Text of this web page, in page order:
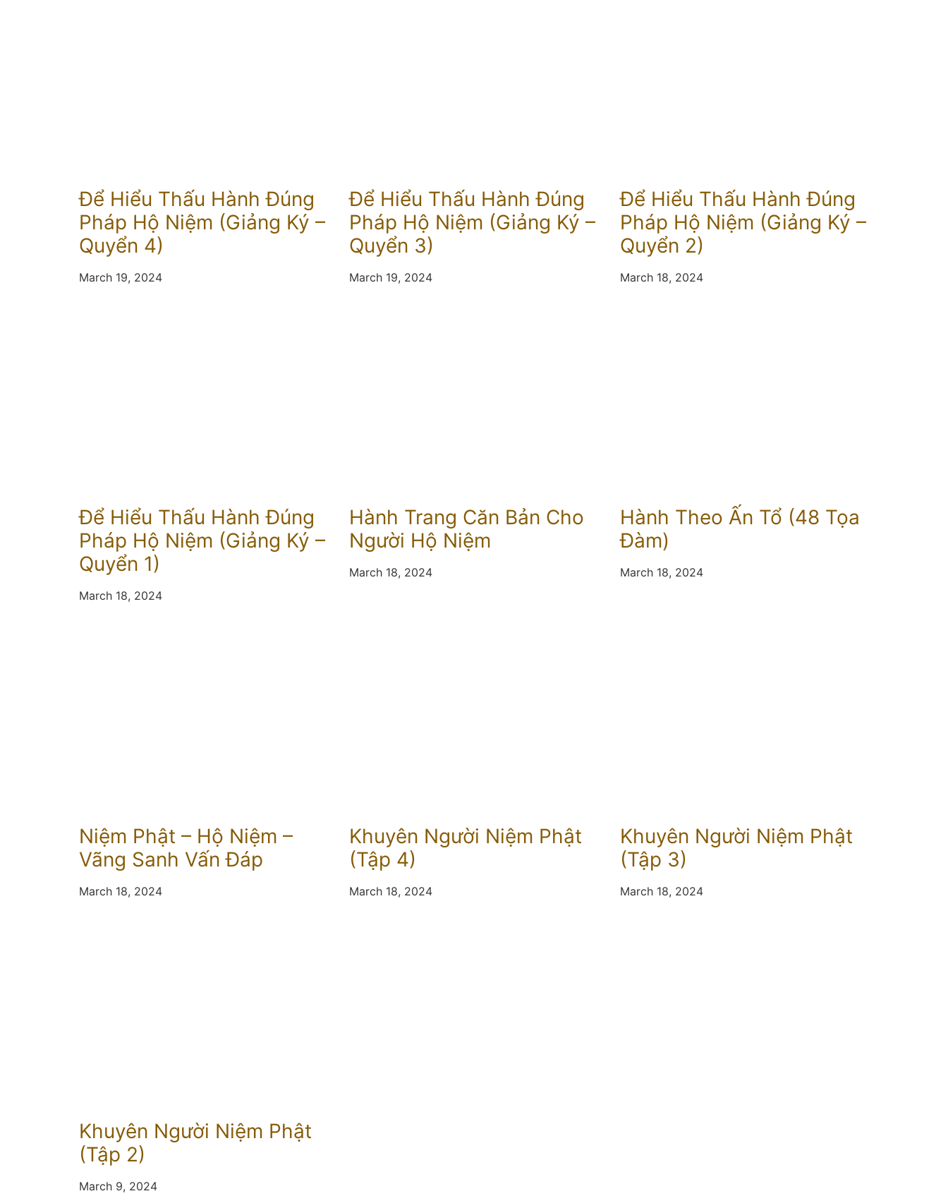
Để Hiểu Thấu Hành Đúng
Pháp Hộ Niệm (Giảng Ký –
Quyển 4)
March 19, 2024
Để Hiểu Thấu Hành Đúng
Pháp Hộ Niệm (Giảng Ký –
Quyển 3)
March 19, 2024
Để Hiểu Thấu Hành Đúng
Pháp Hộ Niệm (Giảng Ký –
Quyển 2)
March 18, 2024
Để Hiểu Thấu Hành Đúng
Pháp Hộ Niệm (Giảng Ký –
Quyển 1)
March 18, 2024
Hành Trang Căn Bản Cho
Người Hộ Niệm
March 18, 2024
Hành Theo Ấn Tổ (48 Tọa
Đàm)
March 18, 2024
Niệm Phật – Hộ Niệm –
Vãng Sanh Vấn Đáp
March 18, 2024
Khuyên Người Niệm Phật
(Tập 4)
March 18, 2024
Khuyên Người Niệm Phật
(Tập 3)
March 18, 2024
Khuyên Người Niệm Phật
(Tập 2)
March 9, 2024